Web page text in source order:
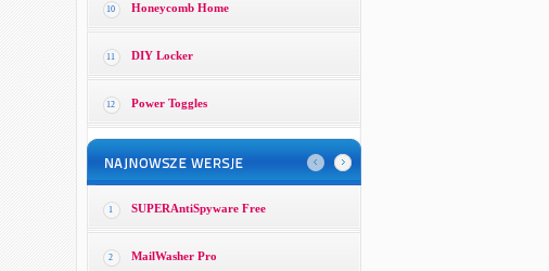
10 Honeycomb Home
11 DIY Locker
12 Power Toggles
1 SUPERAntiSpyware Free
2 MailWasher Pro